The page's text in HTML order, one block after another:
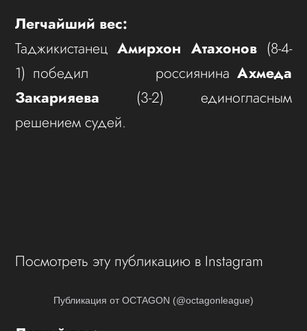
Легчайший вес:
ТаджикистанецАмирхон Атахонов(8-4-
1) победил россиянина Ахмеда
Закарияева (3-2) единогласным
решением судей.
Посмотреть эту публикацию в Instagram
Публикация от OCTAGON (@octagonleague)